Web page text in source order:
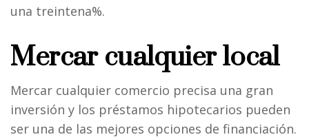
una treintena%.
Mercar cualquier local
Mercar cualquier comercio precisa una gran
inversión y los préstamos hipotecarios pueden
ser una de las mejores opciones de financiación.